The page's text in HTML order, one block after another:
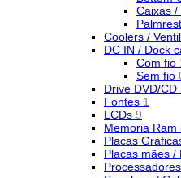
Caixas /
Palmrest
Coolers /
DC IN / Dock
Com fio
Sem fio
Drive DVD/CD
Fontes 1
LCDs 9
Memoria Ram
Placas
Placas mães /
Processadores